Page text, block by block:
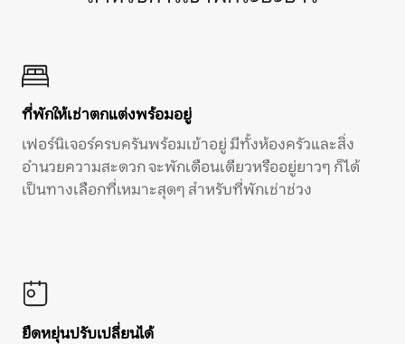
ที่พักให้เช่าตกแต่งพร้อมอยู่
เฟอร์นิเจอร์ครบครันพร้อมเข้าอยู่ มีทั้งห้องครัวและสิ่ง
อำนวยความสะดวก จะพักเดือนเดียวหรืออยู่ยาวๆ ก็ได้
เป็นทางเลือกที่เหมาะสุดๆ สำหรับที่พักเช่าช่วง
ยืดหยุ่นปรับเปลี่ยนได้